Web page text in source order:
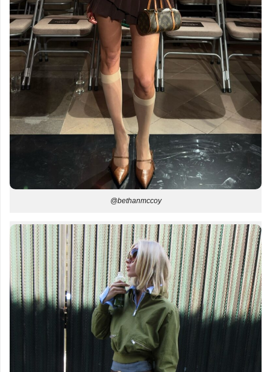
@bethanmccoy